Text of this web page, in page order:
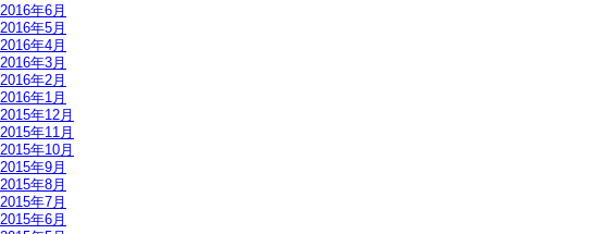
2016年6月
2016年5月
2016年4月
2016年3月
2016年2月
2016年1月
2015年12月
2015年11月
2015年10月
2015年9月
2015年8月
2015年7月
2015年6月